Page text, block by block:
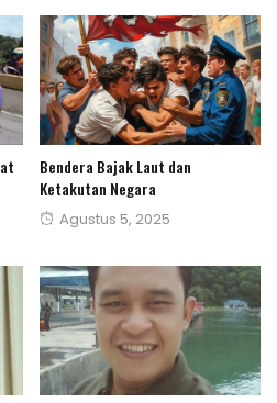
Bendera Bajak Laut dan
Ketakutan Negara
Posted
Agustus 5, 2025